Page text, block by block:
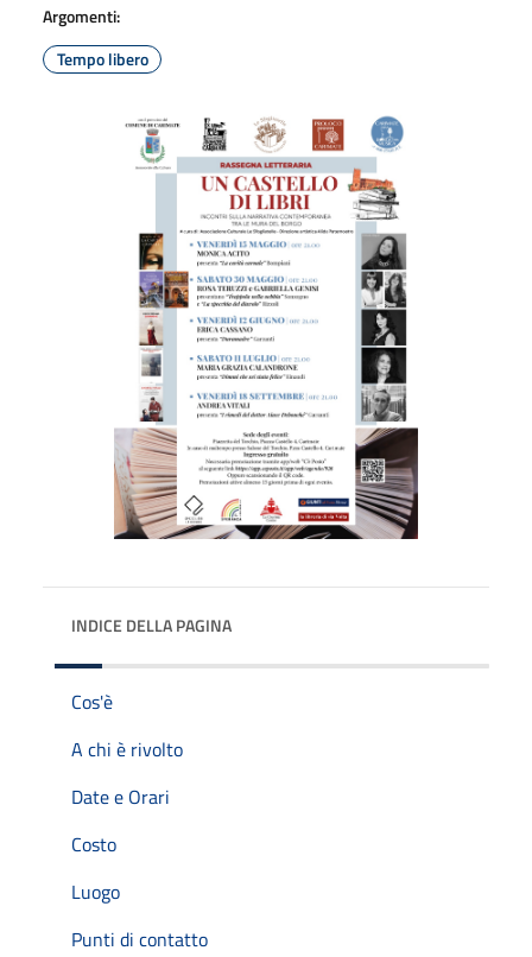
Argomenti:
Tempo libero
INDICE DELLA PAGINA
Cos'è
A chi è rivolto
Date e Orari
Costo
Luogo
Punti di contatto